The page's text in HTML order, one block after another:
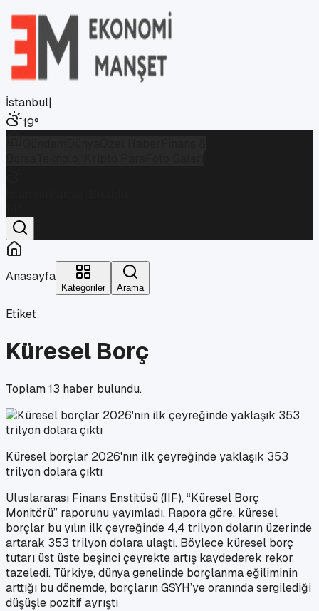
İstanbul|
19°
Anasayfa
Kategoriler Arama
Etiket
Küresel Borç
Toplam13 haber bulundu.
Küresel borçlar 2026'nın ilk çeyreğinde yaklaşık 353
trilyon dolara çıktı
Uluslararası Finans Enstitüsü (IIF), “Küresel Borç
Monitörü” raporunu yayımladı. Rapora göre, küresel
borçlar bu yılın ilk çeyreğinde 4,4 trilyon doların üzerinde
artarak 353 trilyon dolara ulaştı. Böylece küresel borç
tutarı üst üste beşinci çeyrekte artış kaydederek rekor
tazeledi. Türkiye, dünya genelinde borçlanma eğiliminin
arttığı bu dönemde, borçların GSYH’ye oranında sergilediği
düşüşle pozitif ayrıştı